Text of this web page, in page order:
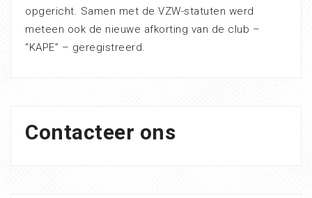
opgericht. Samen met de VZW-statuten werd
meteen ook de nieuwe afkorting van de club –
“KAPE” – geregistreerd.
Contacteer ons